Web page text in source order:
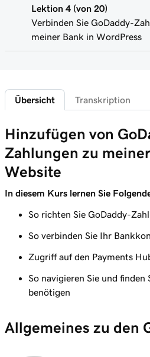
Lektion 4 (von 20)
Verbinden Sie GoDaddy-
meiner Bank in WordPress
Lektion 6 (von 20)
Hosting für WordPress an
Lektion 7 (von 20)
Erkunden Sie den
Lektion 8 (von 20)
Verwalten Sie Auszahlungen
Lektion 9 (von 20)
Informationen zu meiner
Lektion 10 (von 20)
Lektion 11 (von 20)
Übersicht Transkription
Hinzufügen von
Zahlungen zu
Website
In diesem Kurs lernen Sie
So richten Sie GoDaddy-
So verbinden Sie Ihr
Zugriff auf den Payments
So navigieren Sie und finden
benötigen
Allgemeines zu den